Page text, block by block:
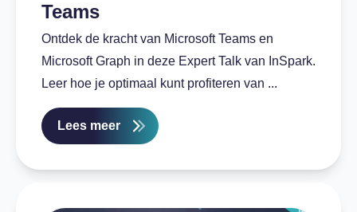
Teams
Ontdek de kracht van Microsoft Teams en
Microsoft Graph in deze Expert Talk van InSpark.
Leer hoe je optimaal kunt profiteren van ...
Lees meer